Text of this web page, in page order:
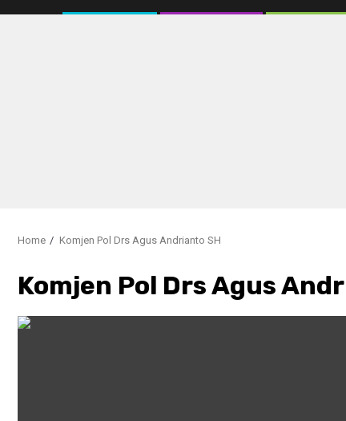
Home Komjen Pol Drs Agus Andrianto SH
Komjen Pol Drs Agus